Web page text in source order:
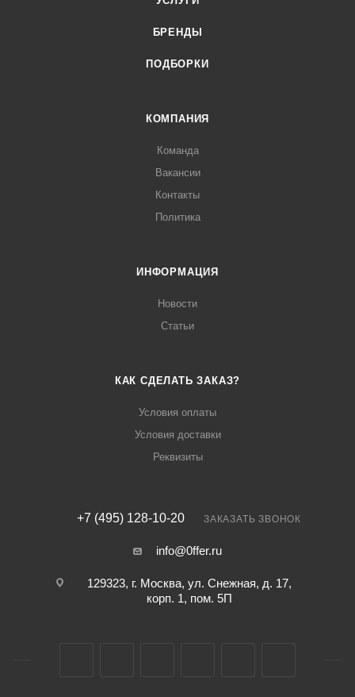
БРЕНДЫ
ПОДБОРКИ
КОМПАНИЯ
Команда
Вакансии
Контакты
Политика
ИНФОРМАЦИЯ
Новости
Статьи
КАК СДЕЛАТЬ ЗАКАЗ?
Условия оплаты
Условия доставки
Реквизиты
+7 (495) 128-10-20 ЗАКАЗАТЬ ЗВОНОК
info@0ffer.ru
129323, г. Москва, ул. Снежная, д. 17,
корп. 1, пом. 5П